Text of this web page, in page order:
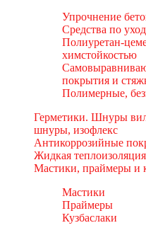
Упрочнение
Средства по
Полиуретан-
химстойкостью
покрытия и
Полимерные,
Герметики. Шнуры
шнуры, изофлекс
Антикоррозийные
Жидкая теплоизоляция
Мастики, праймеры и
Мастики
Праймеры
Кузбаслаки